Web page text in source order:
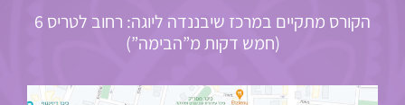
הקורס מתקיים במרכז שיבננדה ליוגה: רחוב לטריס 6
(חמש דקות מ”הבימה”)